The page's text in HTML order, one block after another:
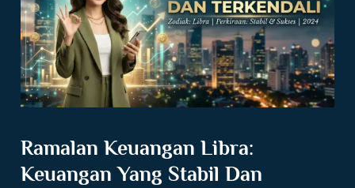
Ramalan Keuangan Libra:
Keuangan Yang Stabil Dan